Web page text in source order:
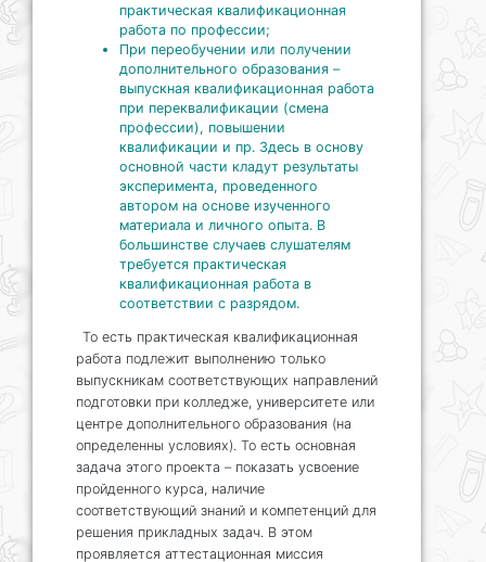
практическая квалификационная
работа по профессии;
При переобучении или получении
дополнительного образования –
выпускная квалификационная работа
при переквалификации (смена
профессии), повышении
квалификации и пр. Здесь в основу
основной части кладут результаты
эксперимента, проведенного
автором на основе изученного
материала и личного опыта. В
большинстве случаев слушателям
требуется практическая
квалификационная работа в
соответствии с разрядом.
То есть практическая квалификационная
работа подлежит выполнению только
выпускникам соответствующих направлений
подготовки при колледже, университете или
центре дополнительного образования (на
определенны условиях). То есть основная
задача этого проекта – показать усвоение
пройденного курса, наличие
соответствующий знаний и компетенций для
решения прикладных задач. В этом
проявляется аттестационная миссия